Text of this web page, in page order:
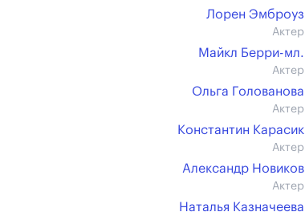
Лорен Эмброуз
Актер
Майкл Берри-мл.
Актер
Ольга Голованова
Актер
Константин Карасик
Актер
Александр Новиков
Актер
Наталья Казначеева